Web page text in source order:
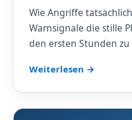
Wie Angriffe
Warnsignale die stille
den ersten Stunden
Weiterlesen →